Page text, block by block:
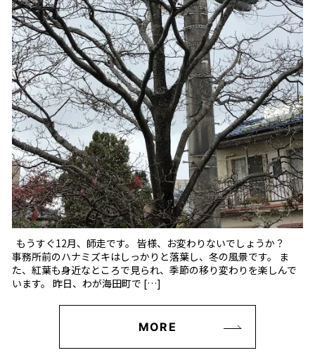
もうすぐ12月、師走です。 皆様、お変わりないでしょうか？
事務所前のハナミズキはしっかりと落葉し、冬の風景です。 ま
た、紅葉も身近なところで見られ、季節の移り変わりを楽しんで
います。 昨日、わが海田町で […]
MORE